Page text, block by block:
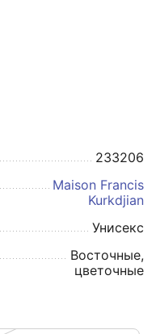
233206
Maison Francis
Kurkdjian
Унисекс
Восточные,
цветочные